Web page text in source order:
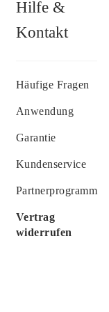
Hilfe &
Kontakt
Häufige Fragen
Anwendung
Garantie
Kundenservice
Partnerprogramm
Vertrag
widerrufen